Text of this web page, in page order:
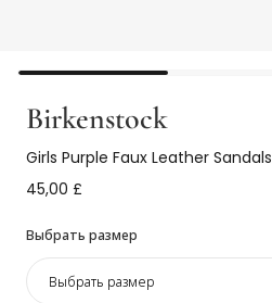
Birkenstock
Girls Purple Faux Leather Sandals
45,00 £
Выбрать размер
Выбрать размер